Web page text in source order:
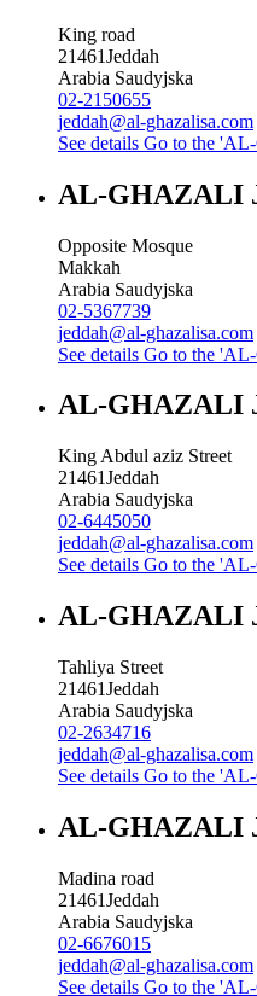
King road
21461Jeddah
Arabia Saudyjska
02-2150655
jeddah@al-ghazalisa.com
See details Go to the
AL-GHAZALI
Opposite Mosque
Makkah
Arabia Saudyjska
02-5367739
jeddah@al-ghazalisa.com
See details Go to the
AL-GHAZALI
King Abdul aziz Street
21461Jeddah
Arabia Saudyjska
02-6445050
jeddah@al-ghazalisa.com
See details Go to the
AL-GHAZALI
Tahliya Street
21461Jeddah
Arabia Saudyjska
02-2634716
jeddah@al-ghazalisa.com
See details Go to the
AL-GHAZALI
Madina road
21461Jeddah
Arabia Saudyjska
02-6676015
jeddah@al-ghazalisa.com
See details Go to the